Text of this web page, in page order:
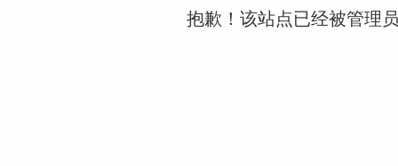
抱歉！该站点已经被管理